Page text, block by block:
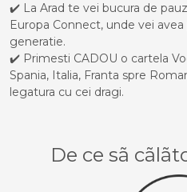
✔️ La Arad te vei bucura de
Europa Connect, unde vei
generatie.
✔️ Primesti CADOU o cartela
Spania, Italia, Franta spre
legatura cu cei dragi.
De ce sã